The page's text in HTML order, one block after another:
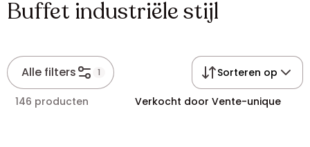
Buffet industriële stijl
Alle filters 1 Sorteren op
146 producten Verkocht door Vente-unique